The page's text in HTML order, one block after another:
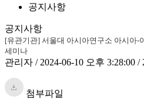
공지사항
공지사항
[유관기관] 서울대 아시아연구소 아시아-
세미나
관리자 / 2024-06-10 오후 3:28:00 /
첨부파일